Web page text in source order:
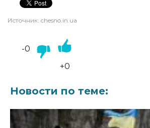
Источник: chesno.in.ua
-0
+0
Новости по теме: